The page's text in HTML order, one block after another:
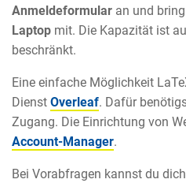
Anmeldeformular an und
Laptop mit. Die Kapazität ist
beschränkt.
Eine einfache Möglichkeit
Dienst Overleaf. Dafür
Zugang. Die Einrichtung von
Account-Manager.
Bei Vorabfragen kannst du